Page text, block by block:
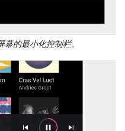
的最小化控制栏。